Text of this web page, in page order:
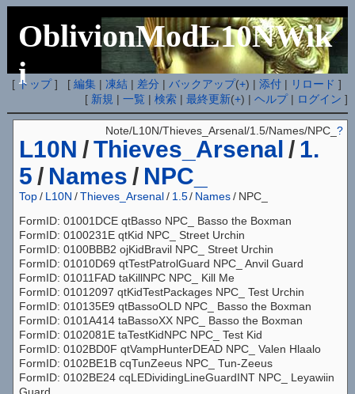
OblivionModL10NWik
i
[ トップ] [編集 |凍結 | 差分 |バックアップ(+) |添付 | リロード ]
[ 新規 |一覧 |検索 |最終更新(+) |ヘルプ| ログイン ]
L10N /Thieves_Arsenal / 1.
5 / Names / NPC_
Note/L10N/Thieves_Arsenal/1.5/Names/NPC_?
Top / L10N /Thieves_Arsenal/ 1.5/ Names / NPC_
FormID: 01001DCE qtBasso NPC_ Basso the Boxman
FormID: 0100231E qtKid NPC_ Street Urchin
FormID: 0100BBB2 ojKidBravil NPC_ Street Urchin
FormID: 01010D69 qtTestPatrolGuard NPC_ Anvil Guard
FormID: 01011FAD taKillNPC NPC_ Kill Me
FormID: 01012097 qtKidTestPackages NPC_ Test Urchin
FormID: 010135E9 qtBassoOLD NPC_ Basso the Boxman
FormID: 0101A414 taBassoXX NPC_ Basso the Boxman
FormID: 0102081E taTestKidNPC NPC_ Test Kid
FormID: 0102BD0F qtVampHunterDEAD NPC_ Valen Hlaalo
FormID: 0102BE1B cqTunZeeus NPC_ Tun-Zeeus
FormID: 0102BE24 cqLEDividingLineGuardINT NPC_ Leyawiin